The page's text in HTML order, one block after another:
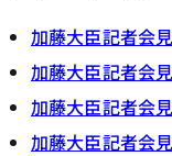
加藤大臣記者会
加藤大臣記者会
加藤大臣記者会
加藤大臣記者会